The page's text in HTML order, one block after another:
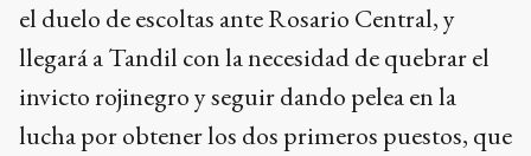
el duelo de escoltas ante Rosario Central, y
llegará a Tandil con la necesidad de quebrar el
invicto rojinegro y seguir dando pelea en la
lucha por obtener los dos primeros puestos, que